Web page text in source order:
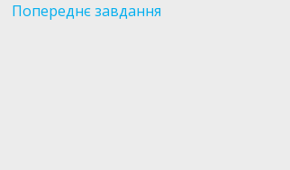
Попереднє завдання